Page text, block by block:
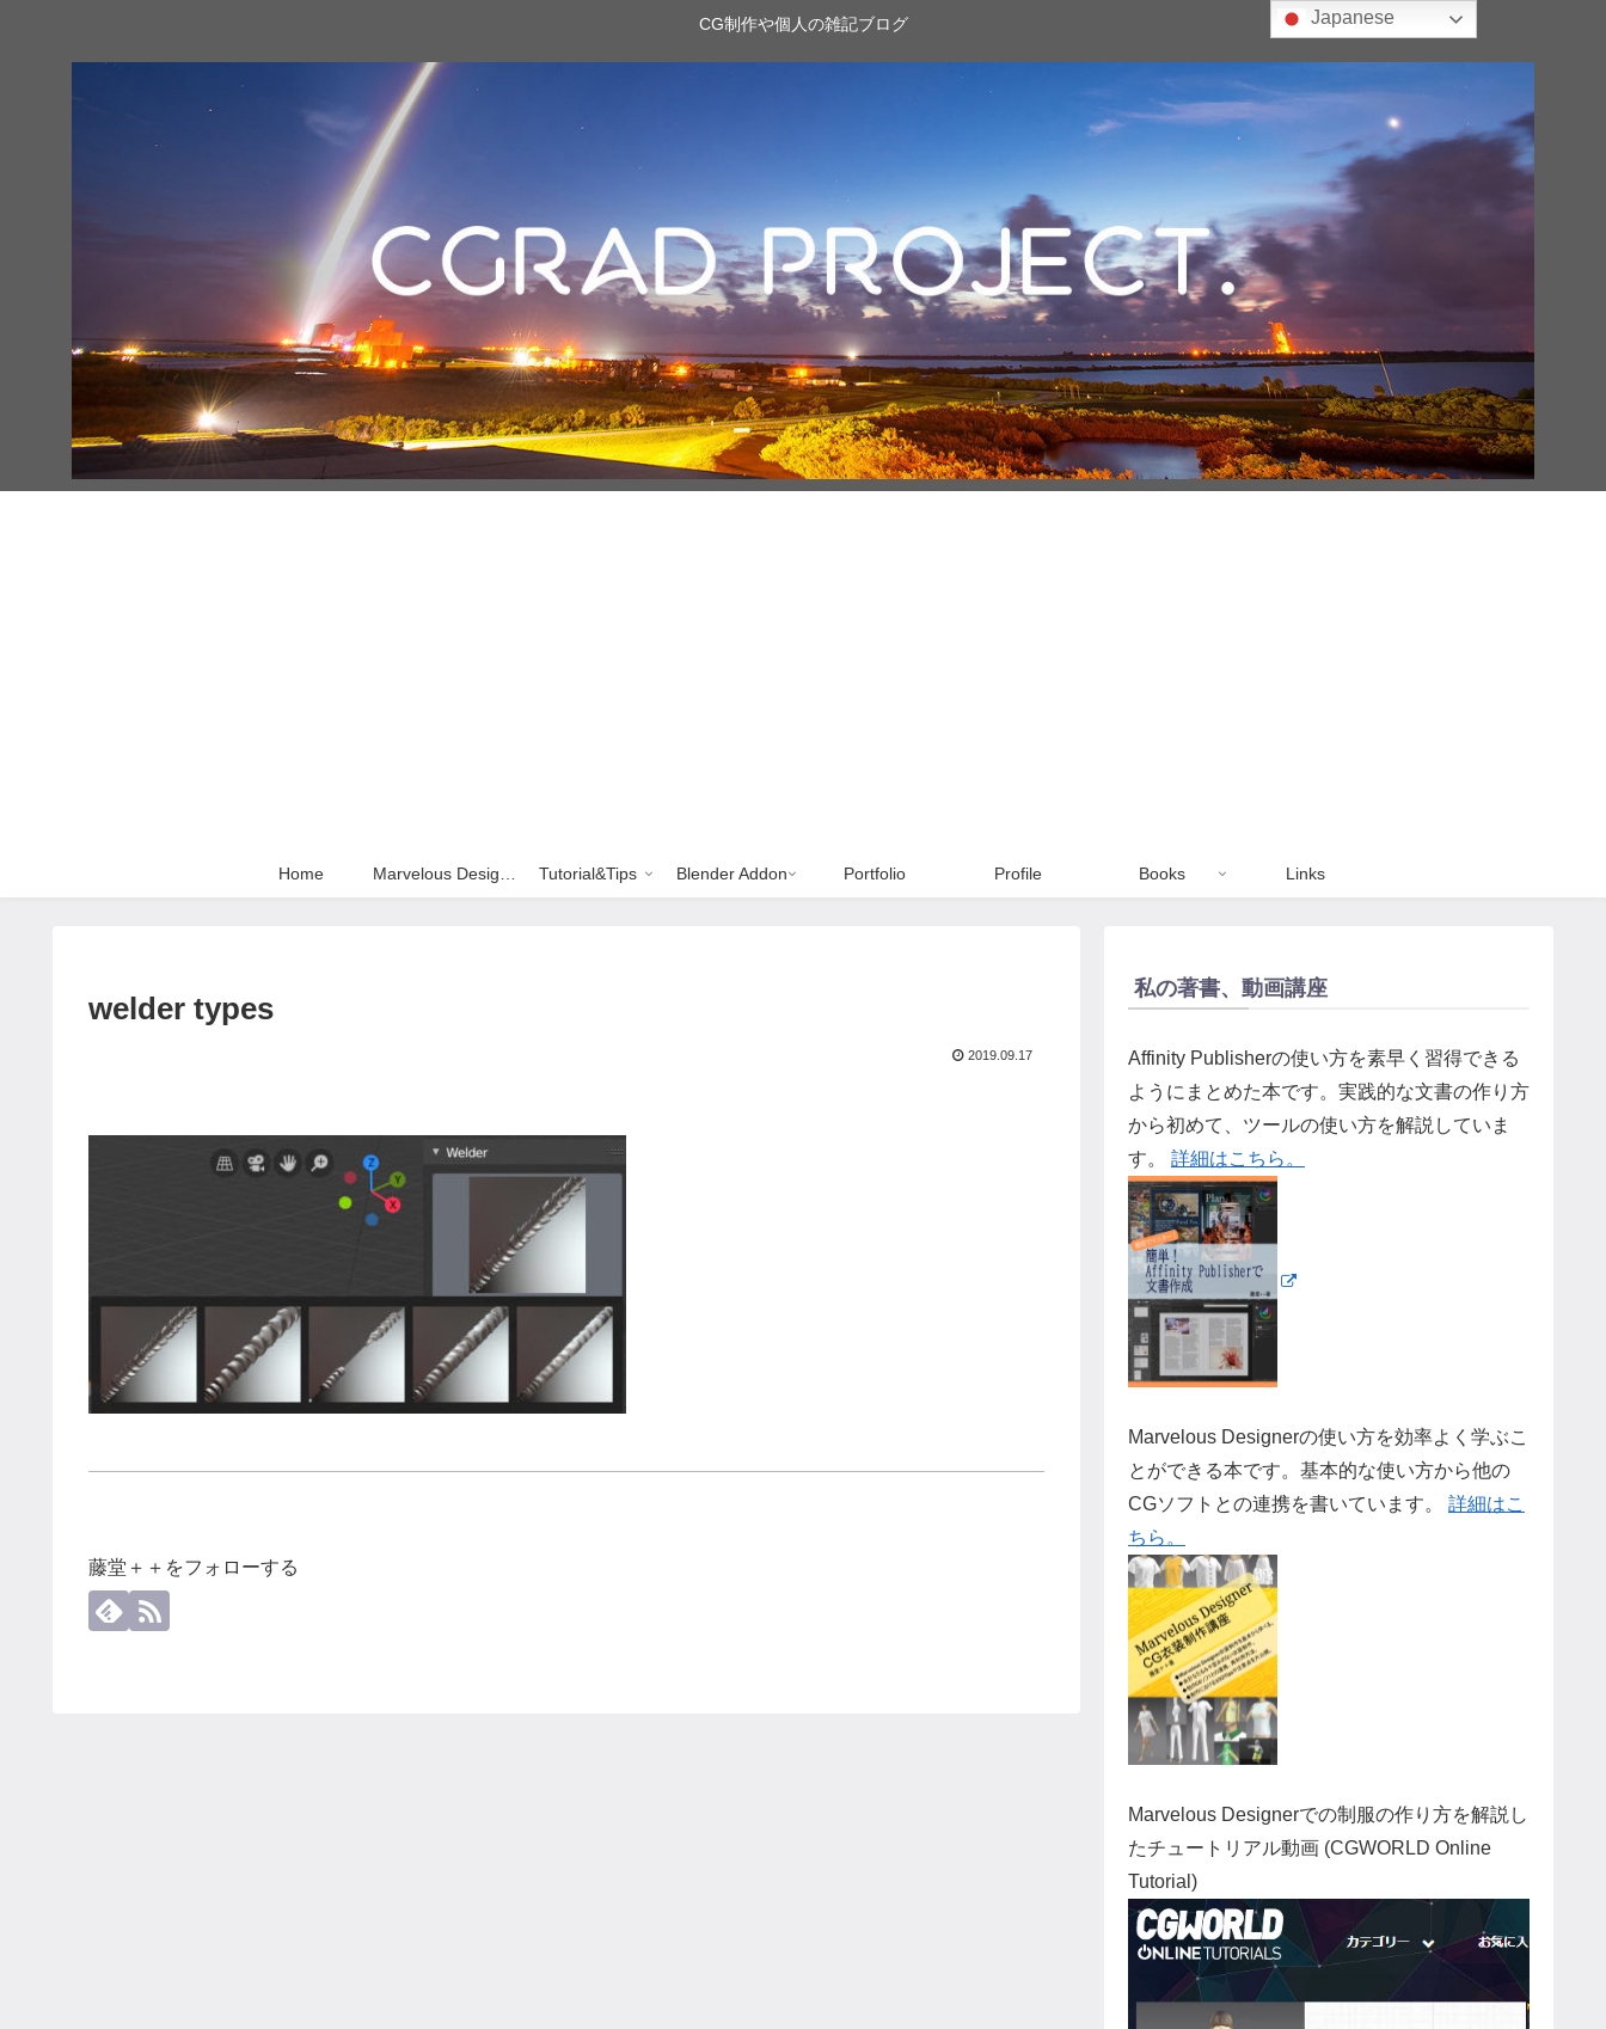
CG制作や個人の雑記ブログ
Home Tutorial&Tips Blender Addon Portfolio Profile Books Links
welder types
2019.09.17
藤堂＋＋をフォローする
私の著書、動画講座
Affinity Publisherの使い方を素早く習得できる
ようにまとめた本です。実践的な文書の作り方
から初めて、ツールの使い方を解説していま
す。 詳細はこちら。
Marvelous Designerの使い方を効率よく学ぶこ
とができる本です。基本的な使い方から他の
CGソフトとの連携を書いています。 詳細はこ
ちら。
Marvelous Designerでの制服の作り方を解説し
たチュートリアル動画 (CGWORLD Online
Tutorial)
Japanese